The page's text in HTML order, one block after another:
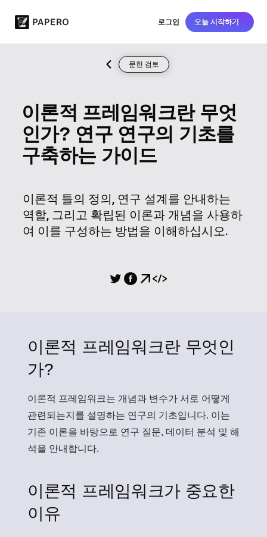
로그인 오늘 시작하기
문헌 검토
이론적 프레임워크란 무엇
인가? 연구 연구의 기초를
구축하는 가이드
이론적 틀의 정의, 연구 설계를 안내하는
역할, 그리고 확립된 이론과 개념을 사용하
여 이를 구성하는 방법을 이해하십시오.
이론적 프레임워크란 무엇인
가?
이론적 프레임워크는 개념과 변수가 서로 어떻게
관련되는지를 설명하는 연구의 기초입니다. 이는
기존 이론을 바탕으로 연구 질문, 데이터 분석 및 해
석을 안내합니다.
이론적 프레임워크가 중요한
이유